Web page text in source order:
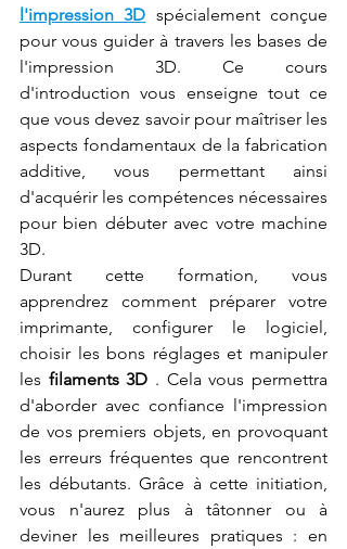
l'impression 3D spécialement conçue
pour vous guider à travers les bases de
l'impression 3D. Ce cours
d'introduction vous enseigne tout ce
que vous devez savoir pour maîtriser les
aspects fondamentaux de la fabrication
additive, vous permettant ainsi
d'acquérir les compétences nécessaires
pour bien débuter avec votre machine
3D.
Durant cette formation, vous
apprendrez comment préparer votre
imprimante, configurer le logiciel,
choisir les bons réglages et manipuler
les filaments 3D . Cela vous permettra
d'aborder avec confiance l'impression
de vos premiers objets, en provoquant
les erreurs fréquentes que rencontrent
les débutants. Grâce à cette initiation,
vous n'aurez plus à tâtonner ou à
deviner les meilleures pratiques : en